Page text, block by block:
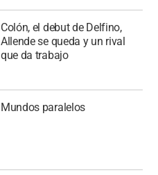
Colón, el debut de Delfino,
Allende se queda y un rival
que da trabajo
Mundos paralelos